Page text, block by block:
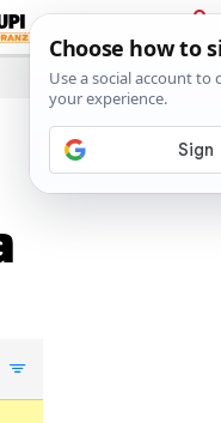
PRIJAVA